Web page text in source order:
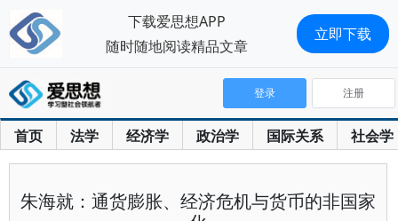
首页 法学 经济学 政治学 国际关系 社会学
登录 注册
朱海就：通货膨胀、经济危机与货币的非国家
下载爱思想APP
随时随地阅读精品文章
立即下载